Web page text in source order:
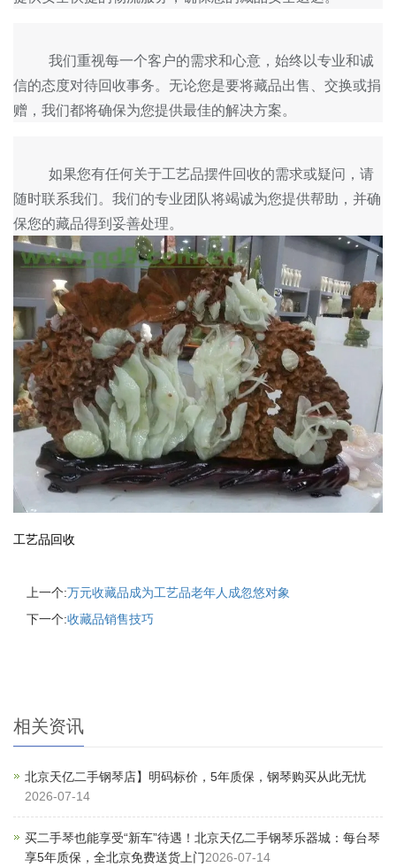
信的态度对待回收事务。无论您是要将藏品出售、交换或捐
随时联系我们。我们的专业团队将竭诚为您提供帮助，并确
保您的藏品得到妥善处理。
工艺品回收
上一个:万元收藏品成为工艺品老年人成忽悠对象
下一个:收藏品销售技巧
相关资讯
北京天亿二手钢琴店】明码标价，5年质保，钢琴购买从此无忧
2026-07-14
买二手琴也能享受“新车”待遇！北京天亿二手钢琴乐器城：每台琴
享5年质保，全北京免费送货上门2026-07-14